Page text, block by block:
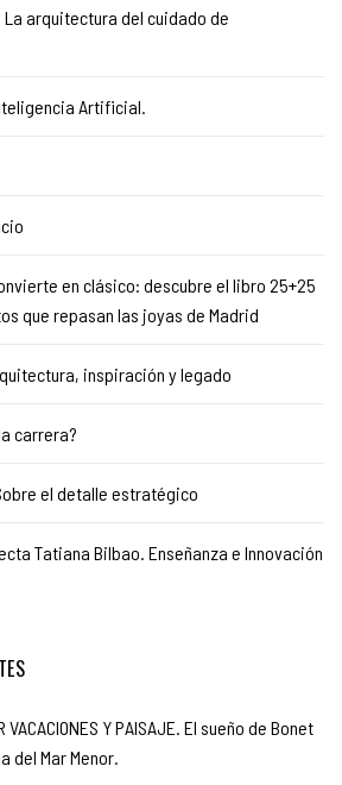
arquitectura del cuidado de
Artificial.
en clásico: descubre el libro 25+25
que repasan las joyas de Madrid
inspiración y legado
carrera?
el detalle estratégico
Tatiana Bilbao. Enseñanza e Innovación
VACACIONES Y PAISAJE. El sueño de Bonet
del Mar Menor.